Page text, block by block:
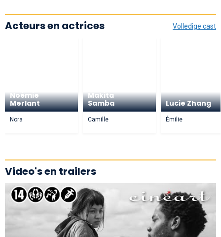
Volledige cast
Acteurs en actrices
Noémie
Merlant
Nora
Makita
Samba
Camille
Lucie Zhang
Émilie
Video's en trailers